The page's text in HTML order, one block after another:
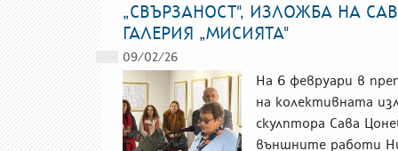
„СВЪРЗАНОСТ", ИЗЛОЖБА НА
ГАЛЕРИЯ „МИСИЯТА"
09/02/26
На 6 февруари в
на колективната
скулптора Сава
външните работи